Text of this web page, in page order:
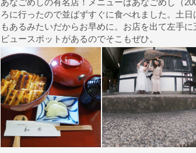
あなごめしの有名店！メニューはあなごめし（
ろに行ったので並ばずすぐに食べれました。土
もあるみたいだからお早めに。お店を出て左手
ビュースポットがあるのでそこもぜひ。